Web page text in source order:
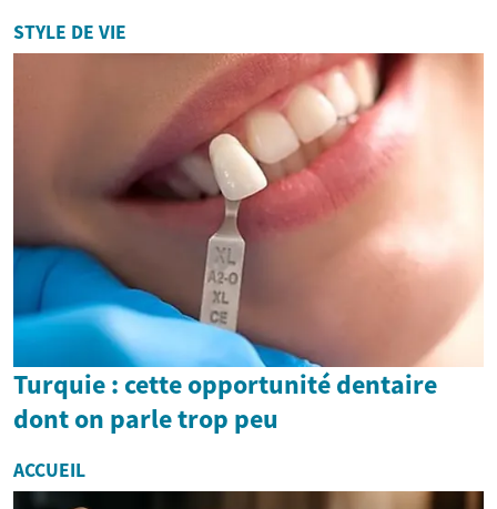
STYLE DE VIE
Turquie : cette opportunité dentaire
dont on parle trop peu
ACCUEIL